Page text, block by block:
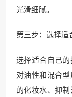
光滑细腻。
第三步：选择适
选择适合自己
对油性和混合
的化妆水、抑